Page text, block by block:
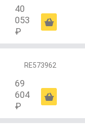
40
053
₽
Ä
RE573962
69
604
₽
Ä